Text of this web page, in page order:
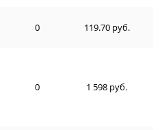
0 119.70 руб.
0 1 598 руб.